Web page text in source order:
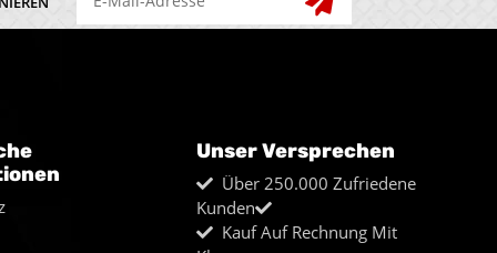
Unser Versprechen
Über 250.000 Zufriedene
Kunden
Kauf Auf Rechnung Mit